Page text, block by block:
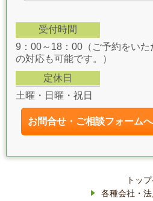
受付時間
9：00～18：00（ご予約をい
の対応も可能です。）
定休日
土曜・日曜・祝日
お問合せ・ご相談フォームへ
トッ
各種会社・